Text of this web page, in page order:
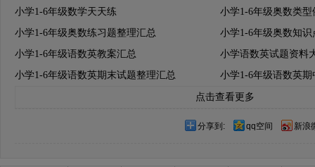
小学1-6年级数学天天练
小学1-6年级奥数类
小学1-6年级奥数练习题整理汇总
小学1-6年级奥数知识
小学1-6年级语数英教案汇总
小学语数英试题资料
小学1-6年级语数英期末试题整理汇总
小学1-6年级语数英
点击查看更多
分享到: qq空间 新浪